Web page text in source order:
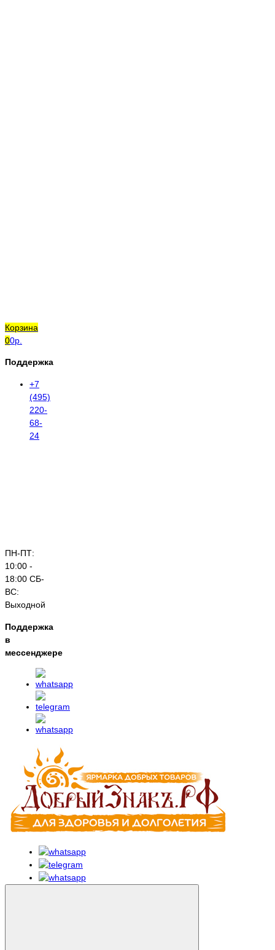
Корзина
00р.
Поддержка
+7
(495)
220-
68-
24
ПН-ПТ:
10:00 -
18:00 СБ-
ВС:
Выходной
Поддержка
в
мессенджере